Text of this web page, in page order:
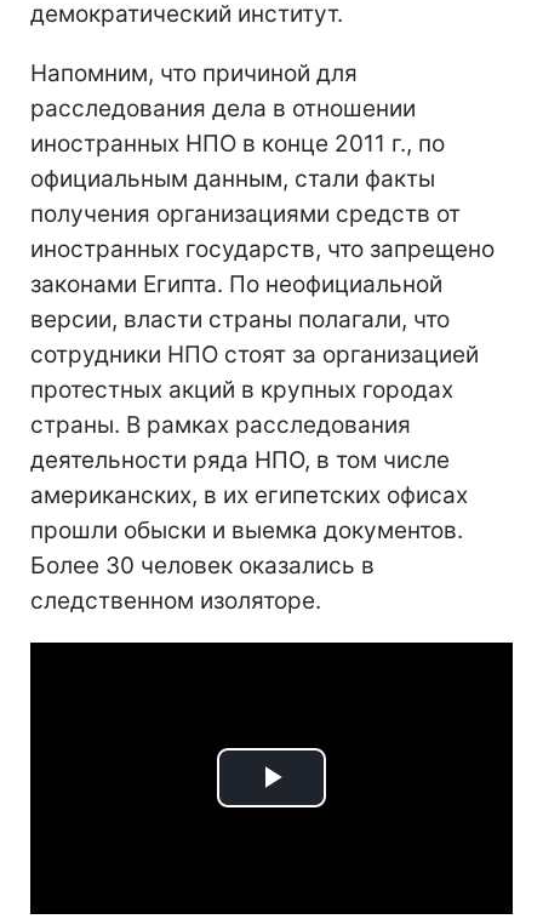
демократический институт.
Напомним, что причиной для
расследования дела в отношении
иностранных НПО в конце 2011 г., по
официальным данным, стали факты
получения организациями средств от
иностранных государств, что запрещено
законами Египта. По неофициальной
версии, власти страны полагали, что
сотрудники НПО стоят за организацией
протестных акций в крупных городах
страны. В рамках расследования
деятельности ряда НПО, в том числе
американских, в их египетских офисах
прошли обыски и выемка документов.
Более 30 человек оказались в
следственном изоляторе.
Play